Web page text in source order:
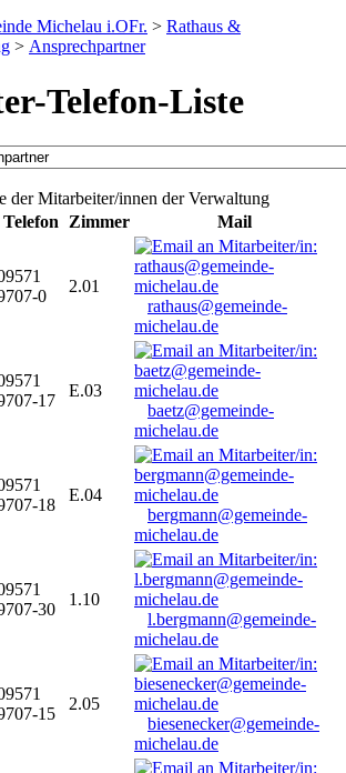
Michelau i.OFr. > Rathaus &
> Ansprechpartner
Telefon-Liste
der Mitarbeiter/innen der Verwaltung
Telefon Zimmer Mail
0
2.01
rathaus@gemeinde-
michelau.de
17
E.03
baetz@gemeinde-
michelau.de
18
E.04
bergmann@gemeinde-
michelau.de
30
1.10
l.bergmann@gemeinde-
michelau.de
15
2.05
biesenecker@gemeinde-
michelau.de